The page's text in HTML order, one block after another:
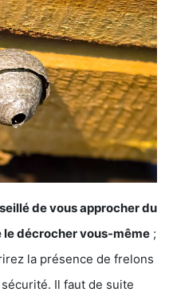
de vous approcher du
le décrocher vous-même ;
la présence de frelons
Il faut de suite